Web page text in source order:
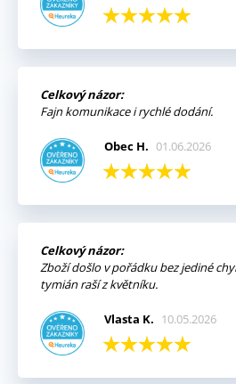
Celkový názor:
Fajn komunikace i rychlé dodání.
Obec H. 01.06.2026
Celkový názor:
Zboží došlo v pořádku bez jediné
tymián raší z květníku.
Vlasta K. 10.05.2026